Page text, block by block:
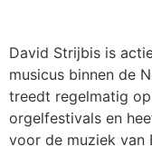
David Strijbis is
musicus binnen de
treedt regelmatig
orgelfestivals en
voor de muziek van